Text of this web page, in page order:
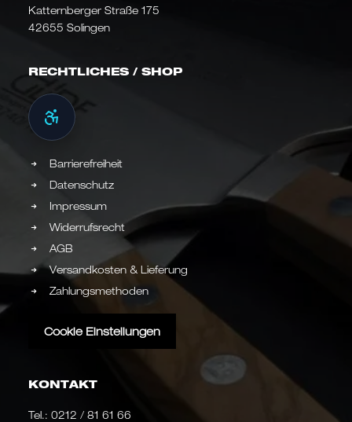
Katternberger Straße 175
42655 Solingen
RECHTLICHES / SHOP
Barrierefreiheit
Datenschutz
Impressum
Widerrufsrecht
AGB
Versandkosten & Lieferung
Zahlungsmethoden
Cookie Einstellungen
KONTAKT
Tel.: 0212 / 81 61 66